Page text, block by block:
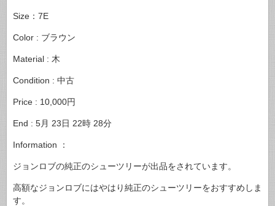
Size：7E
Color : ブラウン
Material : 木
Condition : 中古
Price : 10,000円
End : 5月 23日 22時 28分
Information ：
ジョンロブの純正のシューツリーが出品をされています。
高額なジョンロブにはやはり純正のシューツリーをおすすめしま
す。